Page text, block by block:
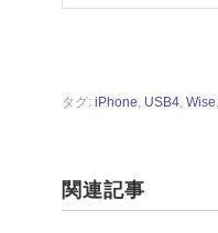
タグ: iPhone USB4 Wise
関連記事